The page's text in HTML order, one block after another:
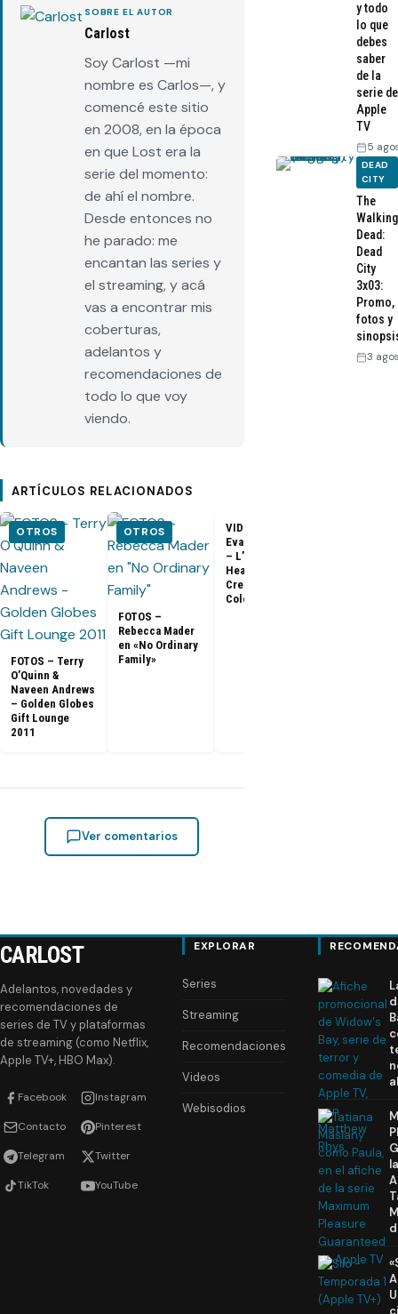
SOBRE EL AUTOR
Carlost
Soy Carlost —mi
nombre es Carlos—, y
comencé este sitio
en 2008, en la época
en que Lost era la
serie del momento:
de ahí el nombre.
Desde entonces no
he parado: me
encantan las series y
el streaming, y acá
vas a encontrar mis
coberturas,
adelantos y
recomendaciones de
todo lo que voy
viendo.
ARTÍCULOS RELACIONADOS
OTROS
FOTOS – Terry
O’Quinn &
Naveen Andrews
– Golden Globes
Gift Lounge
2011
OTROS
FOTOS –
Rebecca Mader
en «No Ordinary
Family»
VIDEO –
Evangeline Lilly
– L’Oreal
Healthy Look
Creme Gloss
Color [HD]
Ver comentarios
y todo
lo que
debes
saber
de la
serie de
Apple
TV
5
DEAD
CITY
The
Walking
Dead:
Dead
City
3x03:
Promo,
fotos y
3
CARLOST
Adelantos, novedades y
recomendaciones de
series de TV y plataformas
de streaming (como Netflix,
Apple TV+, HBO Max).
Facebook Instagram
Contacto Pinterest
Telegram Twitter
TikTok YouTube
EXPLORAR
Series
Streaming
Recomendaciones
Videos
Webisodios